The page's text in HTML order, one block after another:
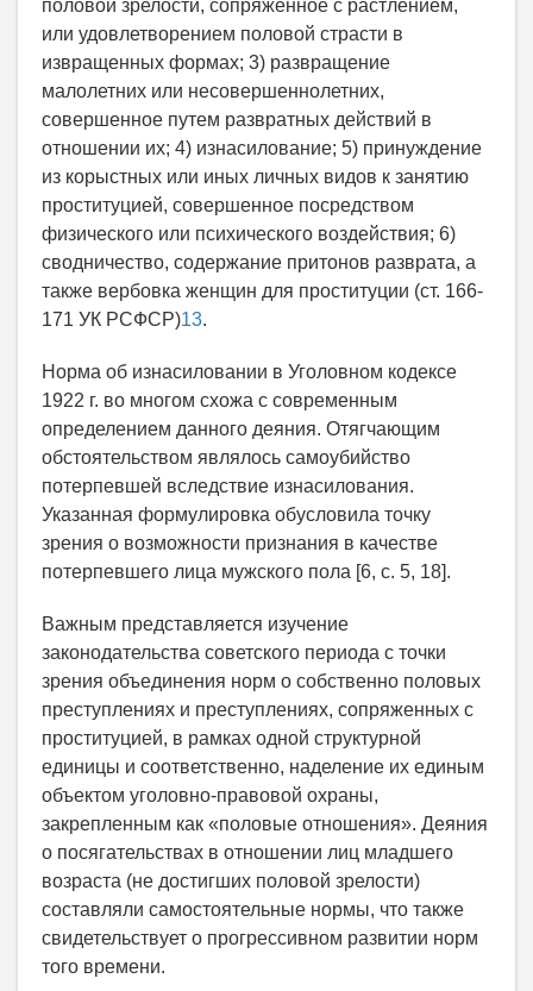
половой зрелости, сопряженное с растлением,
или удовлетворением половой страсти в
извращенных формах; 3) развращение
малолетних или несовершеннолетних,
совершенное путем развратных действий в
отношении их; 4) изнасилование; 5) принуждение
из корыстных или иных личных видов к занятию
проституцией, совершенное посредством
физического или психического воздействия; 6)
сводничество, содержание притонов разврата, а
также вербовка женщин для проституции (ст. 166-
171 УК РСФСР)13.
Норма об изнасиловании в Уголовном кодексе
1922 г. во многом схожа с современным
определением данного деяния. Отягчающим
обстоятельством являлось самоубийство
потерпевшей вследствие изнасилования.
Указанная формулировка обусловила точку
зрения о возможности признания в качестве
потерпевшего лица мужского пола [6, с. 5, 18].
Важным представляется изучение
законодательства советского периода с точки
зрения объединения норм о собственно половых
преступлениях и преступлениях, сопряженных с
проституцией, в рамках одной структурной
единицы и соответственно, наделение их единым
объектом уголовно-правовой охраны,
закрепленным как «половые отношения». Деяния
о посягательствах в отношении лиц младшего
возраста (не достигших половой зрелости)
составляли самостоятельные нормы, что также
свидетельствует о прогрессивном развитии норм
того времени.